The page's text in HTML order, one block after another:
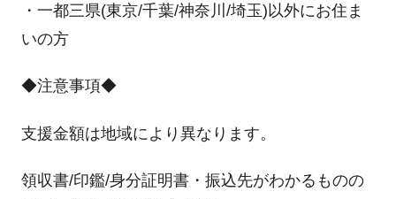
・一都三県(東京/千葉/神奈川/埼玉)以外にお住ま
いの方
◆注意事項◆
支援金額は地域により異なります。
領収書/印鑑/身分証明書・振込先がわかるものの